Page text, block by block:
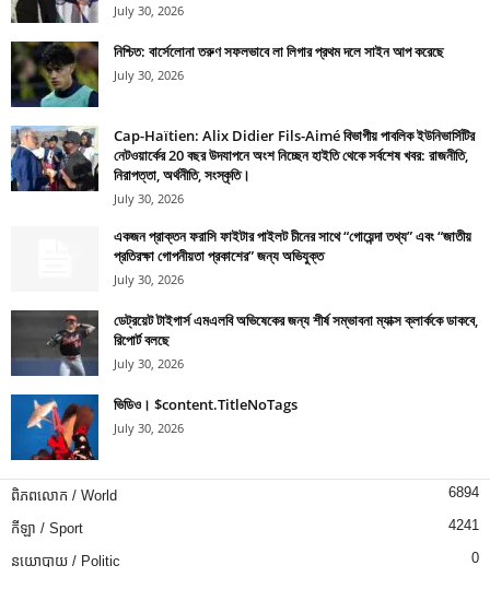
July 30, 2026
নিশ্চিত: বার্সেলোনা তরুণ সফলভাবে লা লিগার প্রথম দলে সাইন আপ করেছে
July 30, 2026
Cap-Haïtien: Alix Didier Fils-Aimé বিভাগীয় পাবলিক ইউনিভার্সিটির
নেটওয়ার্কের 20 বছর উদযাপনে অংশ নিচ্ছেন হাইতি থেকে সর্বশেষ খবর: রাজনীতি,
নিরাপত্তা, অর্থনীতি, সংস্কৃতি।
July 30, 2026
একজন প্রাক্তন ফরাসি ফাইটার পাইলট চীনের সাথে “গোয়েন্দা তথ্য” এবং “জাতীয়
প্রতিরক্ষা গোপনীয়তা প্রকাশের” জন্য অভিযুক্ত
July 30, 2026
ডেট্রয়েট টাইগার্স এমএলবি অভিষেকের জন্য শীর্ষ সম্ভাবনা ম্যাক্স ক্লার্ককে ডাকবে,
রিপোর্ট বলছে
July 30, 2026
ভিডিও। $content.TitleNoTags
July 30, 2026
ពិភពលោក / World 6894
កីឡា / Sport 4241
នយោបាយ / Politic 0